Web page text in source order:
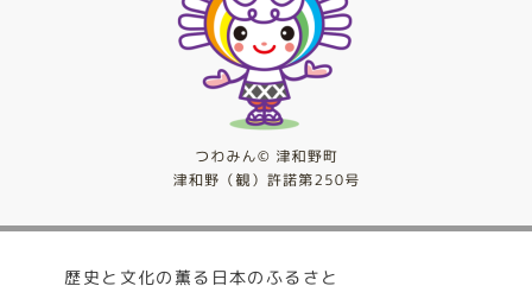
歴史と文化の薫る日本のふるさと